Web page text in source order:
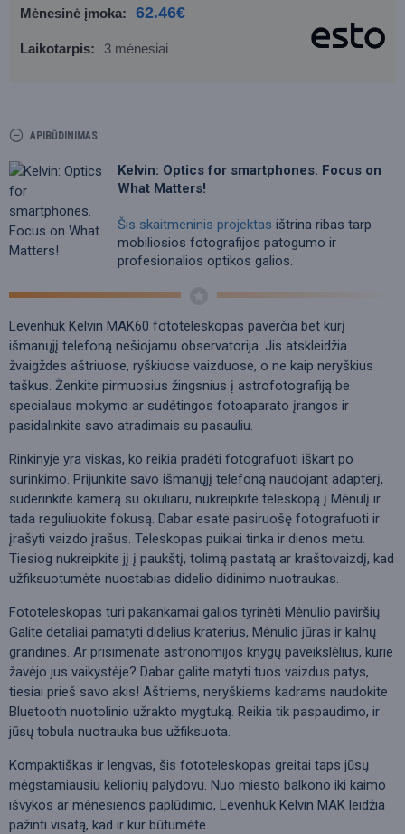
Mėnesinė įmoka: 62.46€
Laikotarpis: 3 mėnesiai
APIBŪDINIMAS
Kelvin: Optics for smartphones. Focus on
What Matters!
Šis skaitmeninis projektas ištrina ribas tarp
mobiliosios fotografijos patogumo ir
profesionalios optikos galios.
Levenhuk Kelvin MAK60 fototeleskopas paverčia bet kurį
išmanųjį telefoną nešiojamu observatorija. Jis atskleidžia
žvaigždes aštriuose, ryškiuose vaizduose, o ne kaip neryškius
taškus. Ženkite pirmuosius žingsnius į astrofotografiją be
specialaus mokymo ar sudėtingos fotoaparato įrangos ir
pasidalinkite savo atradimais su pasauliu.
Rinkinyje yra viskas, ko reikia pradėti fotografuoti iškart po
surinkimo. Prijunkite savo išmanųjį telefoną naudojant adapterį,
suderinkite kamerą su okuliaru, nukreipkite teleskopą į Mėnulį ir
tada reguliuokite fokusą. Dabar esate pasiruošę fotografuoti ir
įrašyti vaizdo įrašus. Teleskopas puikiai tinka ir dienos metu.
Tiesiog nukreipkite jį į paukštį, tolimą pastatą ar kraštovaizdį, kad
užfiksuotumėte nuostabias didelio didinimo nuotraukas.
Fototeleskopas turi pakankamai galios tyrinėti Mėnulio paviršių.
Galite detaliai pamatyti didelius kraterius, Mėnulio jūras ir kalnų
grandines. Ar prisimenate astronomijos knygų paveikslėlius, kurie
žavėjo jus vaikystėje? Dabar galite matyti tuos vaizdus patys,
tiesiai prieš savo akis! Aštriems, neryškiems kadrams naudokite
Bluetooth nuotolinio užrakto mygtuką. Reikia tik paspaudimo, ir
jūsų tobula nuotrauka bus užfiksuota.
Kompaktiškas ir lengvas, šis fototeleskopas greitai taps jūsų
mėgstamiausiu kelionių palydovu. Nuo miesto balkono iki kaimo
išvykos ar mėnesienos paplūdimio, Levenhuk Kelvin MAK leidžia
pažinti visatą, kad ir kur būtumėte.